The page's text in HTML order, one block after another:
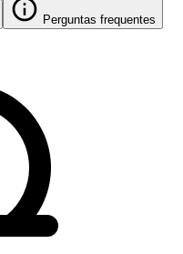
Perguntas frequentes